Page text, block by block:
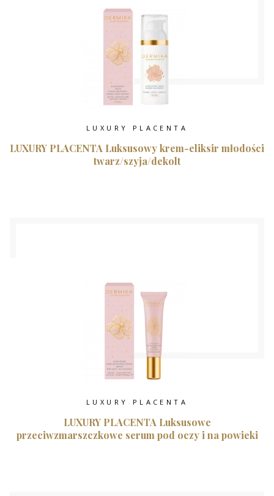
LUXURY PLACENTA
LUXURY PLACENTA Luksusowy krem-eliksir młodości
twarz/szyja/dekolt
LUXURY PLACENTA
LUXURY PLACENTA Luksusowe
przeciwzmarszczkowe serum pod oczy i na powieki